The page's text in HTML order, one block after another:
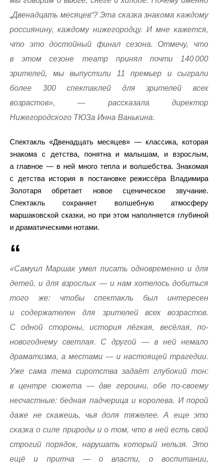
„Двенадцать месяцев“? Эта сказка знакома каждому
россиянину, каждому нижегородцу. И мне кажется,
что это достойный финал сезона. Отмечу, что
в этом сезоне театр принял почти 140 000
зрителей, мы выпустили 11 премьер и сыграли
более 300 спектаклей для зрителей всех
возрастов», — рассказала директор
Нижегородского ТЮЗа Инна Ванькина.
Спектакль «Двенадцать месяцев» — классика, которая
знакома с детства, понятна и малышам, и взрослым,
а главное — в ней много тепла и волшебства. Знакомая
с детства история в постановке режиссёра Владимира
Золотаря обретает новое сценическое звучание.
Спектакль сохраняет волшебную атмосферу
маршаковской сказки, но при этом наполняется глубиной
и драматическими нотами.
«Самуил Маршак умел писать одновременно и для
детей, и для взрослых — и нам хотелось добиться
того же: чтобы спектакль был интересен
и содержателен для зрителей всех возрастов.
С одной стороны, история лёгкая, весёлая, по-
новогоднему светлая. С другой — в ней немало
драматизма, а местами — и настоящей трагедии.
Уже сама тема сиротства задаёт глубокий тон:
в центре сюжета — две героини, обе по-своему
несчастные: бедная падчерица и королева. И порой
даже не скажешь, чья доля тяжелее. А еще это
сказка о силе природы и о том, что в ней есть свой
строгий порядок, нарушать который нельзя. Это
ещё и притча — о власти, о воспитании,